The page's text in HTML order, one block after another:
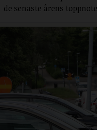
de senaste årens